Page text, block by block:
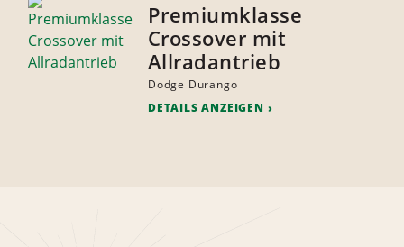
Premiumklasse
Crossover mit
Allradantrieb
Dodge Durango
DETAILS ANZEIGEN